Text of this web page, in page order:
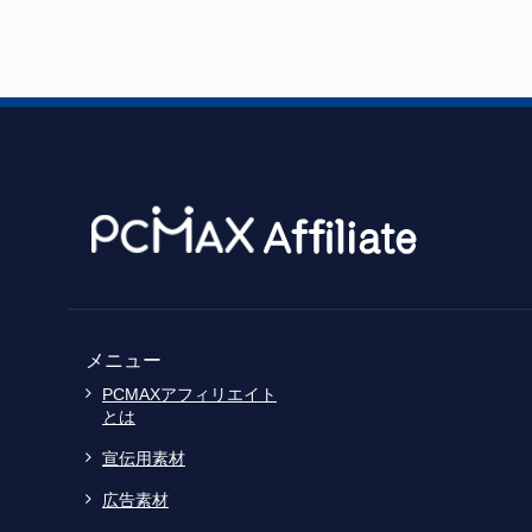
メニュー
PCMAXアフィリエイト
とは
宣伝用素材
広告素材